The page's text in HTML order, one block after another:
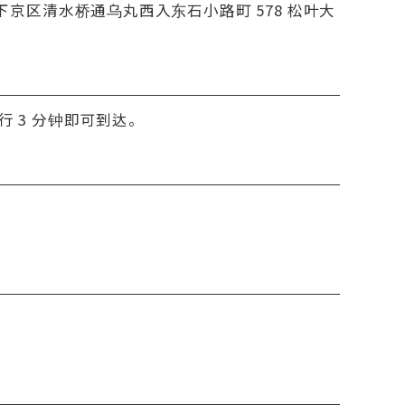
京区清水桥通乌丸西入东石小路町 578 松叶大
3 分钟即可到达。